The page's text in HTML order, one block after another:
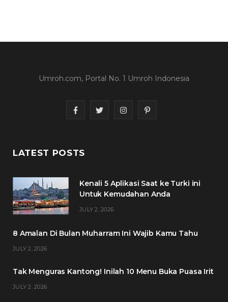
Umroh.com, Portal No. 1 Umroh Indonesia
F
c
b
T
t
I
a
P
e
LATEST POSTS
Kenali 5 Aplikasi Saat ke Turki ini
Untuk Kemudahan Anda
JULY 2, 2026
8 Amalan Di Bulan Muharram Ini Wajib Kamu Tahu
JULY 2, 2026
Tak Menguras Kantong! Inilah 10 Menu Buka Puasa Irit
JULY 2, 2026